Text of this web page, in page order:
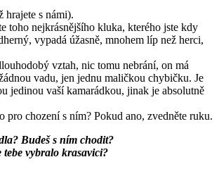
hrajete s námi).
toho nejkrásnějšího kluka, kterého jste kdy
vypadá úžasně, mnohem líp než herci,
vztah, nic tomu nebrání, on má
vadu, jen jednu maličkou chybičku. Je
jedinou vaší kamarádkou, jinak je absolutně
pro chození s ním? Pokud ano, zvedněte ruku.
Budeš s ním chodit?
vybralo krasavici?